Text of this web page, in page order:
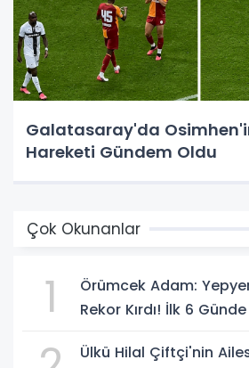
Galatasaray'da
Hareketi Gündem Oldu
Çok Okunanlar
1
Örümcek Adam:
Rekor Kırdı! İlk 6
Ülkü Hilal Çiftçi'nin